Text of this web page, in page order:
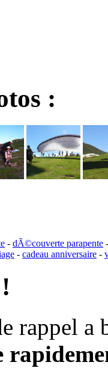
:
- dÃ©couverte parapente
- cadeau anniversaire -
rappel a